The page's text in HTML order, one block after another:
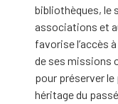
bibliothèques, le
associations et
favorise l’accès
de ses missions
pour préserver
héritage du